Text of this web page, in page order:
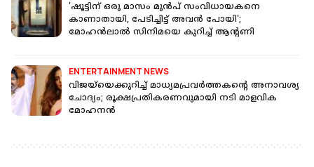
'ഷൂട്ടിന് ഒരു മാസം മുൻപ് സംവിധായകനെ
കാണാതായി, പേടിച്ചിട്ട് അവൻ പോയി';
മോഹൻലാൽ സിനിമയെ കുറിച്ച് ആന്റണി
ENTERTAINMENT NEWS
വിജയ്‌യെക്കുറിച്ച് മാധ്യമപ്രവർത്തകന്റെ അനാവശ്യ
ചോദ്യം; രൂക്ഷപ്രതികരണവുമായി നടി മാളവിക
മോഹനൻ